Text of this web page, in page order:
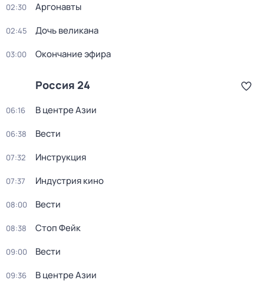
02:30 Аргонавты
02:45 Дочь великана
03:00 Окончание эфира
Россия 24
06:16 В центре Азии
06:38 Вести
07:32 Инструкция
07:37 Индустрия кино
08:00 Вести
08:38 Стоп Фейк
09:00 Вести
09:36 В центре Азии